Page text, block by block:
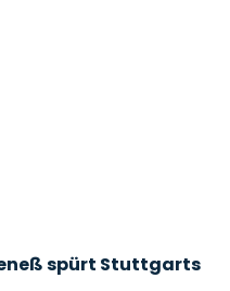
spürt Stuttgarts